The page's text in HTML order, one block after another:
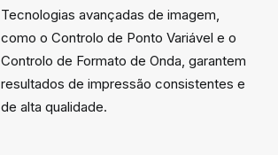
Tecnologias avançadas de imagem,
como o Controlo de Ponto Variável e o
Controlo de Formato de Onda, garantem
resultados de impressão consistentes e
de alta qualidade.